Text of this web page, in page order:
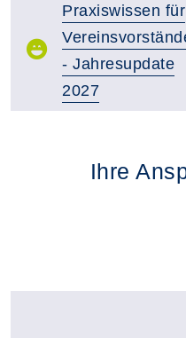
Praxiswissen für
- Jahresupdate
2027
Ihre